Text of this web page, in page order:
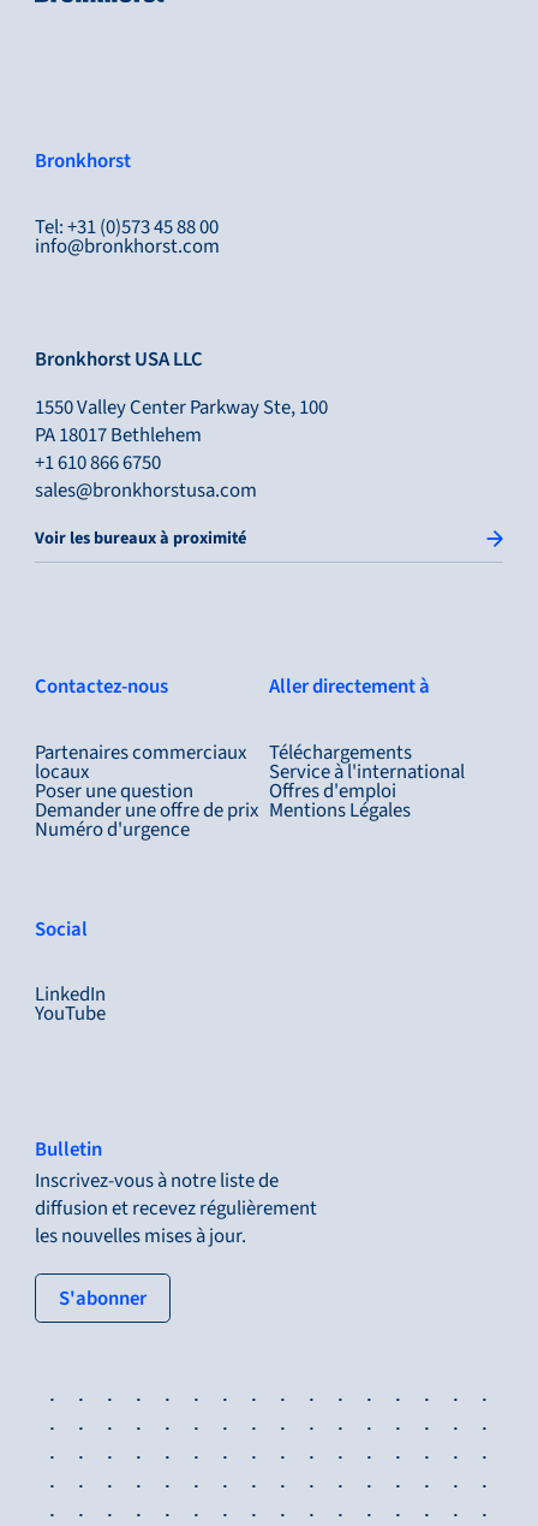
Bronkhorst
Tel: +31 (0)573 45 88 00
info@bronkhorst.com
Bronkhorst USA LLC
1550 Valley Center Parkway Ste, 100
PA 18017 Bethlehem
+1 610 866 6750
sales@bronkhorstusa.com
Voir les bureaux à proximité
Contactez-nous
Partenaires commerciaux
locaux
Poser une question
Demander une offre de prix
Numéro d'urgence
Aller directement à
Téléchargements
Service à l'international
Offres d'emploi
Mentions Légales
Social
LinkedIn
YouTube
Bulletin
Inscrivez-vous à notre liste de
diffusion et recevez régulièrement
les nouvelles mises à jour.
S'abonner: tertiary button